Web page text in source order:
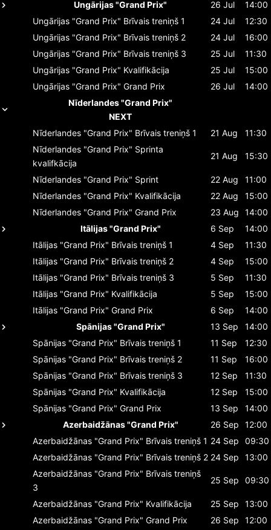
Ungārijas "Grand Prix" 26 Jul
14:00
Ungārijas "Grand Prix" Brīvais treniņš 1 24 Jul
12:30
Ungārijas "Grand Prix" Brīvais treniņš 2 24 Jul
16:00
Ungārijas "Grand Prix" Brīvais treniņš 3 25 Jul
11:30
Ungārijas "Grand Prix" Kvalifikācija 25 Jul
15:00
Ungārijas "Grand Prix" Grand Prix 26 Jul
14:00
Nīderlandes "Grand Prix"
NEXT
Nīderlandes "Grand Prix" Brīvais treniņš 1 21 Aug
11:30
Nīderlandes "Grand Prix" Sprinta
kvalifkācija
21 Aug 15:30
Nīderlandes "Grand Prix" Sprint 22 Aug
11:00
Nīderlandes "Grand Prix" Kvalifikācija 22 Aug
15:00
Nīderlandes "Grand Prix" Grand Prix 23 Aug
14:00
Itālijas "Grand Prix"
6 Sep
14:00
Itālijas "Grand Prix" Brīvais treniņš 1 4 Sep
11:30
Itālijas "Grand Prix" Brīvais treniņš 2 4 Sep
15:00
Itālijas "Grand Prix" Brīvais treniņš 3 5 Sep
11:30
Itālijas "Grand Prix" Kvalifikācija 5 Sep
15:00
Itālijas "Grand Prix" Grand Prix 6 Sep
14:00
Spānijas "Grand Prix"
13 Sep
14:00
Spānijas "Grand Prix" Brīvais treniņš 1 11 Sep
12:30
Spānijas "Grand Prix" Brīvais treniņš 2 11 Sep
16:00
Spānijas "Grand Prix" Brīvais treniņš 3 12 Sep
11:30
Spānijas "Grand Prix" Kvalifikācija 12 Sep
15:00
Spānijas "Grand Prix" Grand Prix 13 Sep
14:00
Azerbaidžānas "Grand Prix"
26 Sep
12:00
Azerbaidžānas "Grand Prix" Brīvais treniņš 1 24 Sep
09:30
Azerbaidžānas "Grand Prix" Brīvais treniņš 2 24 Sep
13:00
Azerbaidžānas "Grand Prix" Brīvais treniņš
3
25 Sep 09:30
Azerbaidžānas "Grand Prix" Kvalifikācija 25 Sep
13:00
Azerbaidžānas "Grand Prix" Grand Prix 26 Sep
12:00